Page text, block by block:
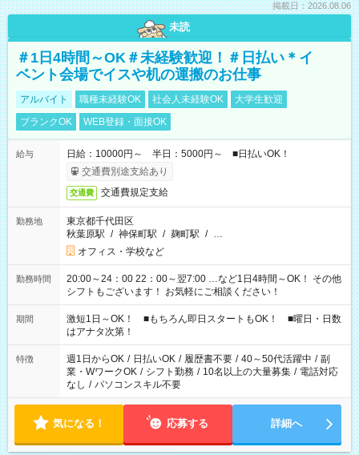
掲載日：2026.08.06
未読
＃1日4時間～OK＃未経験歓迎！＃日払い＊イ
ベント会場でイスや机の運搬のお仕事
アルバイト 職種未経験OK 社会人未経験OK
大学生歓迎
ブランクOK
WEB登録・面接OK
給与
日給：10000円～ 半日：5000円～ ■日払いOK！
交通費別途支給あり
交通費 交通費規定支給
勤務地
東京都千代田区
秋葉原駅 / 神保町駅 / 麹町駅 / …
オフィス・学校など
勤務時間
20:00～24：00 22：00～翌7:00 …など1日4時間～OK！ その他
シフトもございます！ お気軽にご相談ください！
期間
激短1日～OK！ ■もちろん即日スタートもOK！ ■曜日・日数
はアナタ次第！
特徴 週1日からOK / 日払いOK / 履歴書不要 / 40～50代活躍中 / 副
業・WワークOK / シフト勤務 / 10名以上の大量募集 / 電話対応
なし / パソコンスキル不要
気になる！ 応募する 詳細へ